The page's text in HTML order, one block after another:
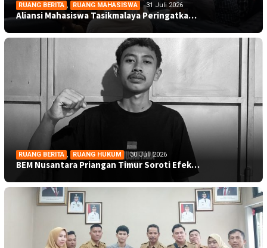
RUANG BERITA , RUANG MAHASISWA 31 Juli 2026
Aliansi Mahasiswa Tasikmalaya Peringatka…
RUANG BERITA , RUANG HUKUM 30 Juli 2026
BEM Nusantara Priangan Timur Soroti Efek…